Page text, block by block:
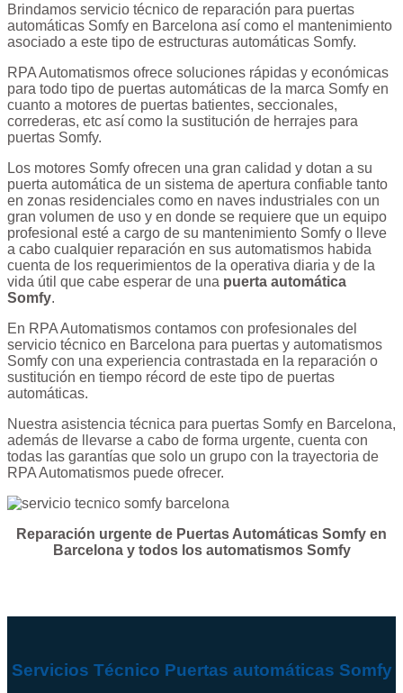
Brindamos servicio técnico de reparación para puertas
automáticas Somfy en Barcelona así como el mantenimiento
asociado a este tipo de estructuras automáticas Somfy.
RPA Automatismos ofrece soluciones rápidas y económicas
para todo tipo de puertas automáticas de la marca Somfy en
cuanto a motores de puertas batientes, seccionales,
correderas, etc así como la sustitución de herrajes para
puertas Somfy.
Los motores Somfy ofrecen una gran calidad y dotan a su
puerta automática de un sistema de apertura confiable tanto
en zonas residenciales como en naves industriales con un
gran volumen de uso y en donde se requiere que un equipo
profesional esté a cargo de su mantenimiento Somfy o lleve
a cabo cualquier reparación en sus automatismos habida
cuenta de los requerimientos de la operativa diaria y de la
vida útil que cabe esperar de una puerta automática
Somfy.
En RPA Automatismos contamos con profesionales del
servicio técnico en Barcelona para puertas y automatismos
Somfy con una experiencia contrastada en la reparación o
sustitución en tiempo récord de este tipo de puertas
automáticas.
Nuestra asistencia técnica para puertas Somfy en Barcelona,
además de llevarse a cabo de forma urgente, cuenta con
todas las garantías que solo un grupo con la trayectoria de
RPA Automatismos puede ofrecer.
Reparación urgente de Puertas Automáticas Somfy en
Barcelona y todos los automatismos Somfy
Servicios Técnico Puertas automáticas Somfy